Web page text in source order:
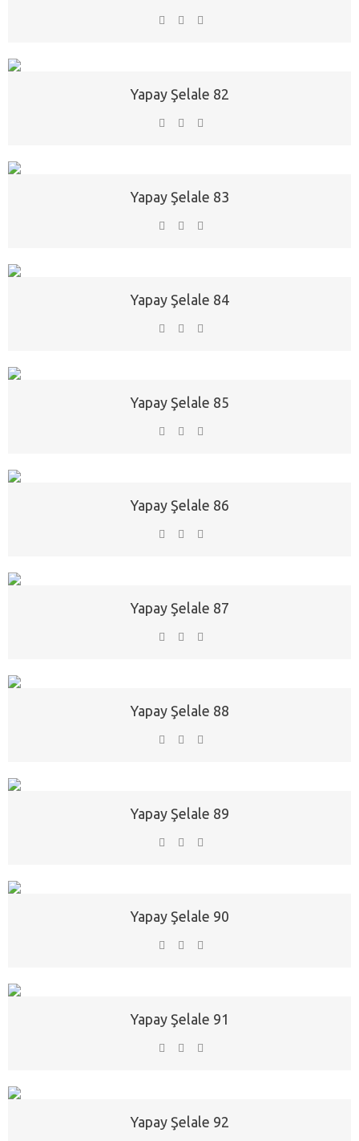
Yapay Şelale 82
Yapay Şelale 83
Yapay Şelale 84
Yapay Şelale 85
Yapay Şelale 86
Yapay Şelale 87
Yapay Şelale 88
Yapay Şelale 89
Yapay Şelale 90
Yapay Şelale 91
Yapay Şelale 92